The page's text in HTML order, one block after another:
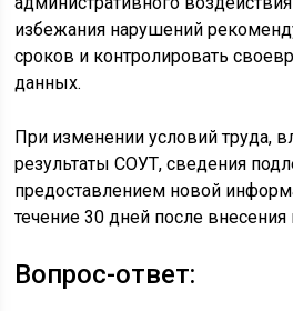
избежания нарушений
сроков и контролировать
данных.
При изменении условий труда,
результаты СОУТ, сведения
предоставлением новой
течение 30 дней после
Вопрос-ответ: